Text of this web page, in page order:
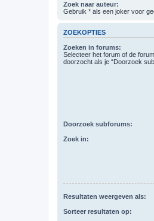
Zoek naar auteur:
Gebruik * als een joker voor
ZOEKOPTIES
Zoeken in forums:
Selecteer het forum of de
doorzocht als je “Doorzoek
Doorzoek subforums:
Zoek in:
Resultaten weergeven als:
Sorteer resultaten op: